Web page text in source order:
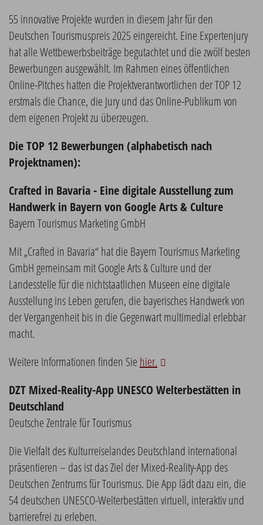
55 innovative Projekte wurden in diesem Jahr für den
Deutschen Tourismuspreis 2025 eingereicht. Eine Expertenjury
hat alle Wettbewerbsbeiträge begutachtet und die zwölf besten
Bewerbungen ausgewählt. Im Rahmen eines öffentlichen
Online-Pitches hatten die Projektverantwortlichen der TOP 12
erstmals die Chance, die Jury und das Online-Publikum von
dem eigenen Projekt zu überzeugen.
Die TOP 12 Bewerbungen (alphabetisch nach
Projektnamen):
Crafted in Bavaria - Eine digitale Ausstellung zum
Handwerk in Bayern von Google Arts & Culture
Bayern Tourismus Marketing GmbH
Mit „Crafted in Bavaria“ hat die Bayern Tourismus Marketing
GmbH gemeinsam mit Google Arts & Culture und der
Landesstelle für die nichtstaatlichen Museen eine digitale
Ausstellung ins Leben gerufen, die bayerisches Handwerk von
der Vergangenheit bis in die Gegenwart multimedial erlebbar
macht.
Weitere Informationen finden Sie hier.
DZT Mixed-Reality-App UNESCO Welterbestätten in
Deutschland
Deutsche Zentrale für Tourismus
Die Vielfalt des Kulturreiselandes Deutschland international
präsentieren – das ist das Ziel der Mixed-Reality-App des
Deutschen Zentrums für Tourismus. Die App lädt dazu ein, die
54 deutschen UNESCO-Welterbestätten virtuell, interaktiv und
barrierefrei zu erleben.